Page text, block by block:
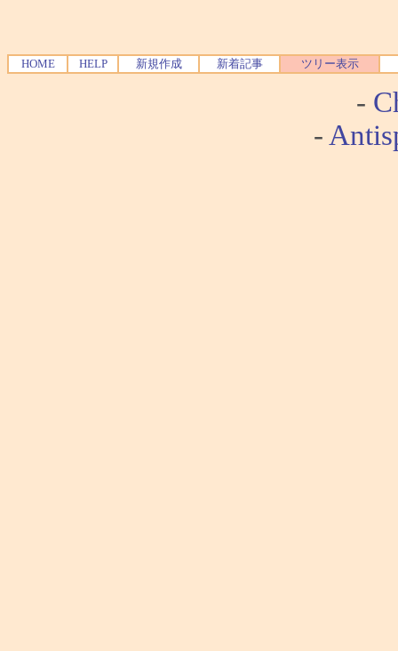
HOME HELP 新規作成 新着記事 ツリー表示
-
-